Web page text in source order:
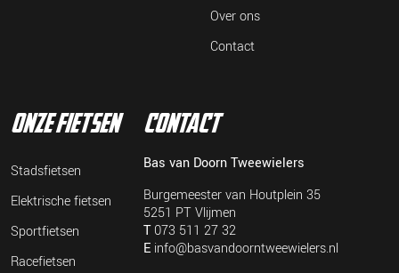
Over ons
Contact
onze fietsen
Stadsfietsen
Elektrische fietsen
Sportfietsen
Racefietsen
contact
Bas van Doorn Tweewielers
Burgemeester van Houtplein 35
5251 PT Vlijmen
T073 511 27 32
E info@basvandoorntweewielers.nl